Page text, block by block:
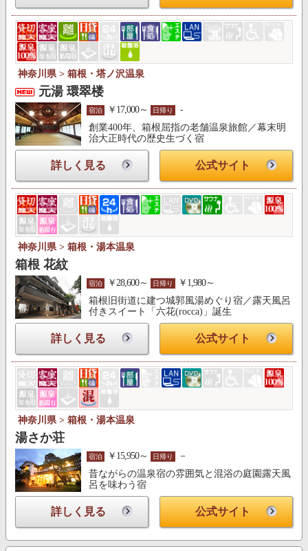
神奈川県 > 箱根・塔ノ沢温泉
元湯 環翠楼
宿泊 ￥17,000～ 日帰り
-
創業400年、箱根屈指の老舗温泉旅館／幕末明
治大正時代の歴史生づく宿
詳しく見る 公式サイト
神奈川県 > 箱根・湯本温泉
箱根 花紋
宿泊 ￥28,600～ 日帰り
￥1,980～
箱根旧街道に建つ城郭風湯めぐり宿／露天風呂
付きスイート「六花(rocca)」誕生
詳しく見る 公式サイト
神奈川県 > 箱根・湯本温泉
湯さか荘
宿泊 ￥15,950～ 日帰り
－
昔ながらの温泉宿の雰囲気と混浴の庭園露天風
呂を味わう宿
詳しく見る 公式サイト